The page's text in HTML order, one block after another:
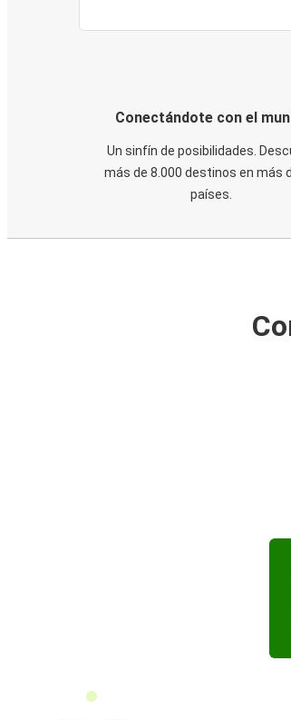
Conectándote con el
Un sinfín de posibilidades.
más de 8.000 destinos en más
países.